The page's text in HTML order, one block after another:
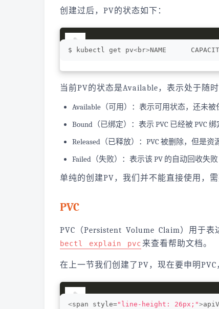
创建过后，PV的状态如下：
$ kubectl get pv<br>NAME
当前PV的状态是Available，表示处于随
Available（可用）：表示可用状态，还未被
Bound（已绑定）：表示 PVC 已经被 PVC 绑
Released（已释放）：PVC 被删除，但是
Failed（失败）：表示该 PV 的自动回收失败
单纯的创建PV，我们并不能直接使用，
PVC
PVC（Persistent Volume Claim）用于
bectl explain pvc 来查看帮助文档。
在上一节我们创建了PV，现在要申明PVC
<span style="line-height: 26px;">